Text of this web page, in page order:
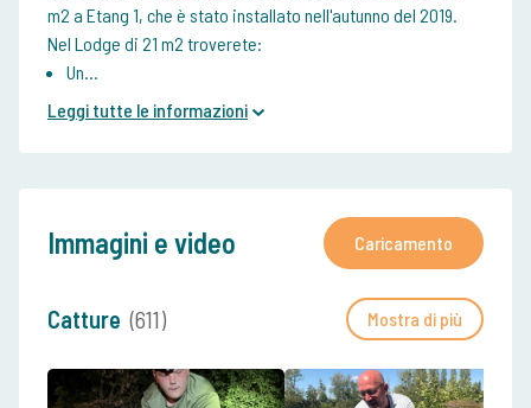
m2 a Etang 1, che è stato installato nell'autunno del 2019.
Nel Lodge di 21 m2 troverete:
Un...
Leggi tutte le informazioni
Immagini e video Caricamento
Catture (611) Mostra di più